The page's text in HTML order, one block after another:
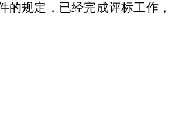
规定，已经完成评标工作，